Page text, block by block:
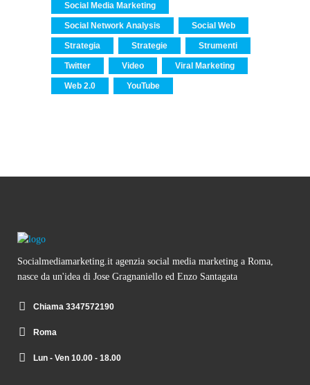
Social Media Marketing
Social Network Analysis Social Web
Strategia Strategie Strumenti
Twitter Video Viral Marketing
Web 2.0 YouTube
Socialmediamarketing.it agenzia social media marketing a Roma,
nasce da un'idea di Jose Gragnaniello ed Enzo Santagata
Chiama 3347572190
Roma
Lun - Ven 10.00 - 18.00